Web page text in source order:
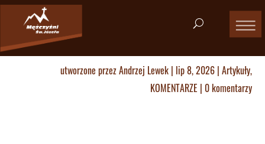
utworzone przezAndrzej Lewek| lip 8, 2026| Artykuły,
KOMENTARZE | 0 komentarzy